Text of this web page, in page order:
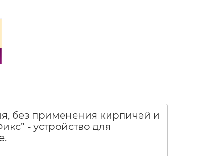
без применения кирпичей и
- устройство для